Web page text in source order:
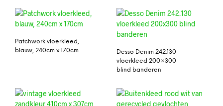
Patchwork vloerkleed,
blauw, 240cm x 170cm
Desso Denim 242.130
vloerkleed 200×300
blind banderen